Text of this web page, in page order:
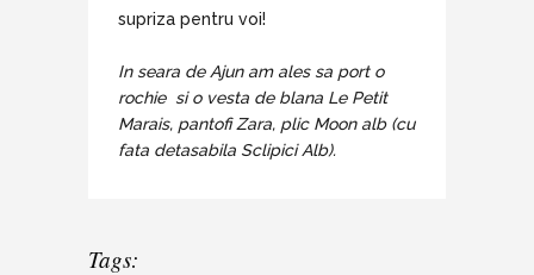
supriza pentru voi!
In seara de Ajun am ales sa port o
rochie si o vesta de blana Le Petit
Marais, pantofi Zara, plic Moon alb (cu
fata detasabila Sclipici Alb).
Tags: